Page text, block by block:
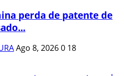
perda de patente de
Ago 8, 20260 18